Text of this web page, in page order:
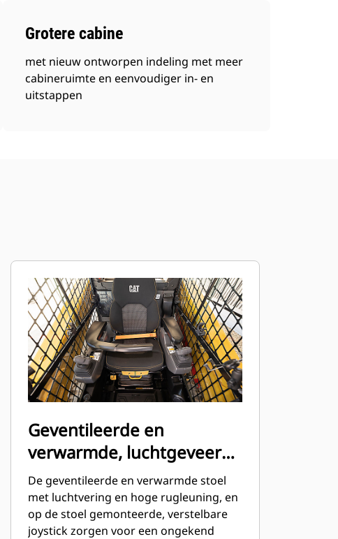
Grotere cabine
met nieuw ontworpen indeling met meer
cabineruimte en eenvoudiger in- en
uitstappen
Geventileerde en
verwarmde, luchtgeveerde
stoel met hoge rugleuning
De geventileerde en verwarmde stoel
met luchtvering en hoge rugleuning, en
op de stoel gemonteerde, verstelbare
joystick zorgen voor een ongekend